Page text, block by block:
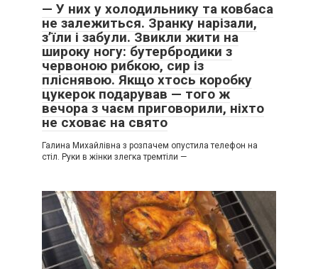
— У них у холодильнику та ковбаса
не залежиться. Зранку нарізали,
з’їли і забули. Звикли жити на
широку ногу: бутербродики з
червоною рибкою, сир із
пліснявою. Якщо хтось коробку
цукерок подарував — того ж
вечора з чаєм приговорили, ніхто
не сховає на свято
Галина Михайлівна з розпачем опустила телефон на
стіл. Руки в жінки злегка тремтіли —